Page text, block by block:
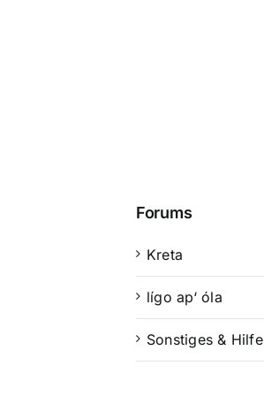
Forums
Kreta
lígo ap‘ óla
Sonstiges & Hilfe